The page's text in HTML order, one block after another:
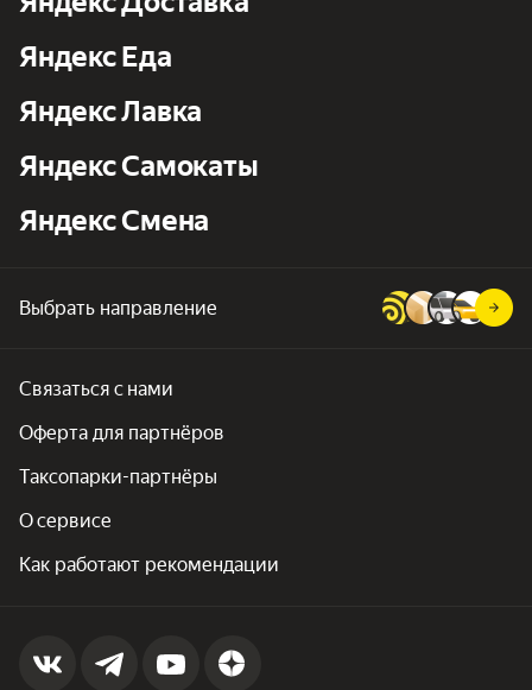
Яндекс Еда
Яндекс Лавка
Яндекс Самокаты
Яндекс Смена
Выбрать направление
Связаться с нами
Оферта для партнёров
Таксопарки-партнёры
О сервисе
Как работают рекомендации